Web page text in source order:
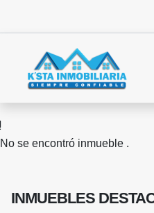
No se encontró inmueble .
INMUEBLES